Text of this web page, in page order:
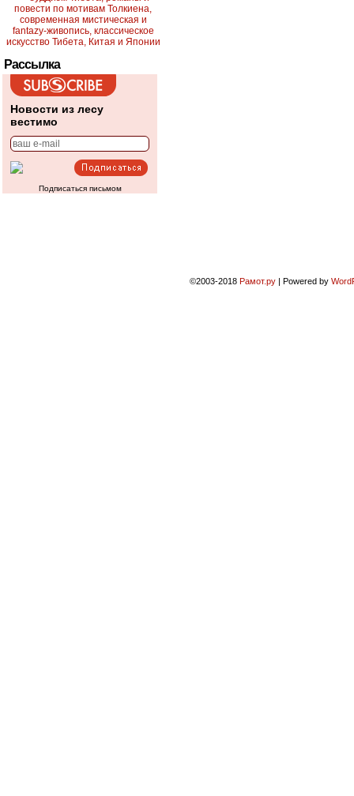
Рассылка
Новости из лесу
вестимо
Подписаться письмом
©2003-2018 Рамот.ру | Powered by